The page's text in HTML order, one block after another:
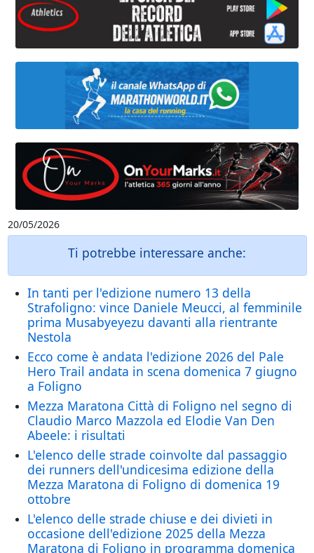
20/05/2026
Ti potrebbe interessare anche:
In tanti per l'edizione numero 13 della
Strafoligno: vince Daniele Meucci, al femminile
prima Musabyeyezu davanti alla rientrante
Nestola
Ecco come è andata l'edizione 2026 del Pale
Hero Trail andata in scena domenica 7 giugno
a Foligno
Mezza Maratona Città di Foligno nel segno di
Claudio Marco Mazzola ed Elodie Van Den
Abeele: i risultati
L'elenco delle strade coinvolte dal passaggio
dei runners dell'undicesima edizione della
Mezza Maratona di Foligno di domenica 19
ottobre
L'elenco delle strade chiuse e dei divieti in
occasione dell'edizione 2025 della Mezza
Maratona di Foligno in programma domenica